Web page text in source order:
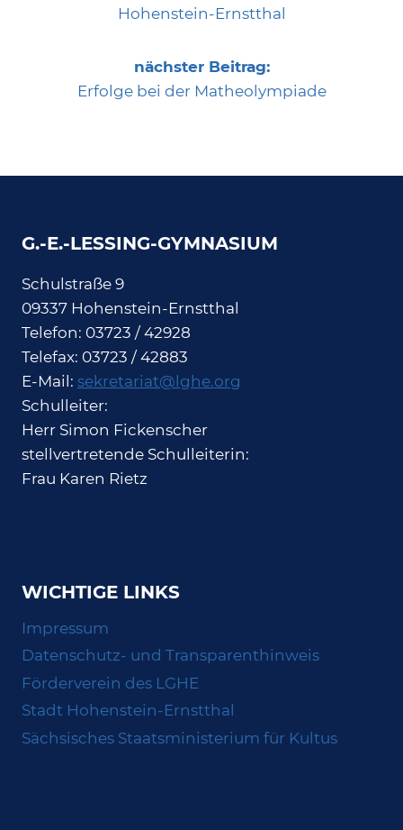
Hohenstein-Ernstthal
nächster Beitrag:
Erfolge bei der Matheolympiade
G.-E.-LESSING-GYMNASIUM
Schulstraße 9
09337 Hohenstein-Ernstthal
Telefon: 03723 / 42928
Telefax: 03723 / 42883
E-Mail: sekretariat@lghe.org
Schulleiter:
Herr Simon Fickenscher
stellvertretende Schulleiterin:
Frau Karen Rietz
WICHTIGE LINKS
Impressum
Datenschutz- und Transparenthinweis
Förderverein des LGHE
Stadt Hohenstein-Ernstthal
Sächsisches Staatsministerium für Kultus